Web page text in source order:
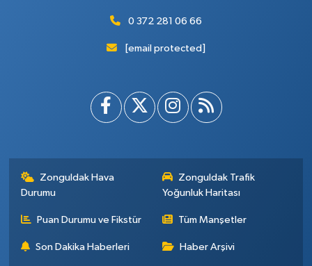
0 372 281 06 66
[email protected]
Zonguldak Hava
Durumu
Zonguldak Trafik
Yoğunluk Haritası
Puan Durumu ve Fikstür Tüm Manşetler
Son Dakika Haberleri Haber Arşivi